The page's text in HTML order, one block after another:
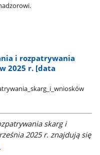
i rozpatrywania
2025 r. [data
skarg i
2025 r. znajdują się